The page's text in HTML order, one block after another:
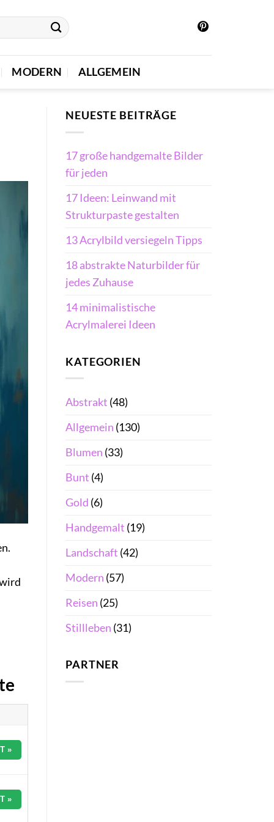
MODERN ALLGEMEIN
»
»
NEUESTE BEITRÄGE
17 große handgemalte Bilder
für jeden
17 Ideen: Leinwand mit
Strukturpaste gestalten
13 Acrylbild versiegeln Tipps
18 abstrakte Naturbilder für
jedes Zuhause
14 minimalistische
Acrylmalerei Ideen
KATEGORIEN
Abstrakt (48)
Allgemein (130)
Blumen (33)
Bunt (4)
Gold (6)
Handgemalt (19)
Landschaft (42)
Modern (57)
Reisen (25)
Stillleben (31)
PARTNER